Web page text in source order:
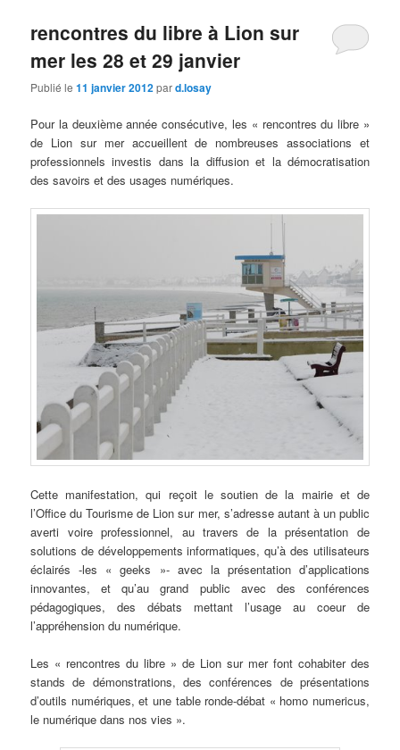
rencontres du libre à Lion sur
mer les 28 et 29 janvier
Publié le11 janvier 2012pard.losay
Pour la deuxième année consécutive, les « rencontres du libre »
de Lion sur mer accueillent de nombreuses associations et
professionnels investis dans la diffusion et la démocratisation
des savoirs et des usages numériques.
Cette manifestation, qui reçoit le soutien de la mairie et de
l’Office du Tourisme de Lion sur mer, s’adresse autant à un public
averti voire professionnel, au travers de la présentation de
solutions de développements informatiques, qu’à des utilisateurs
éclairés -les « geeks »- avec la présentation d’applications
innovantes, et qu’au grand public avec des conférences
pédagogiques, des débats mettant l’usage au coeur de
l’appréhension du numérique.
Les « rencontres du libre » de Lion sur mer font cohabiter des
stands de démonstrations, des conférences de présentations
d’outils numériques, et une table ronde-débat « homo numericus,
le numérique dans nos vies ».